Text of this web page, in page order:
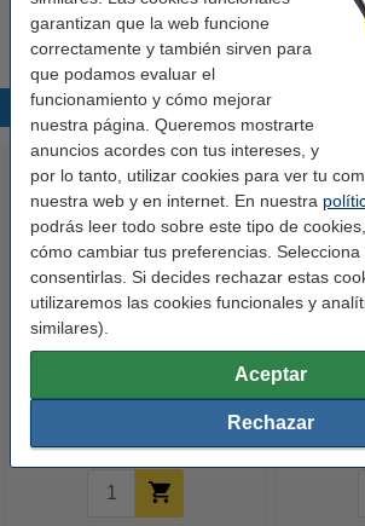
garantizan que la web funcione
correctamente y también sirven para
que podamos evaluar el
funcionamiento y cómo mejorar
nuestra página. Queremos mostrarte
anuncios acordes con tus intereses, y
por lo tanto, utilizar cookies para ver tu
nuestra web y en internet. En nuestra
podrás leer todo sobre este tipo de
cómo cambiar tus preferencias.
consentirlas. Si decides rechazar estas
utilizaremos las cookies funcionales y
similares).
Aceptar
Rechazar
Productos destacados
123tinta Papel fotográfico
Premium Glossy brillo alto | 10 x